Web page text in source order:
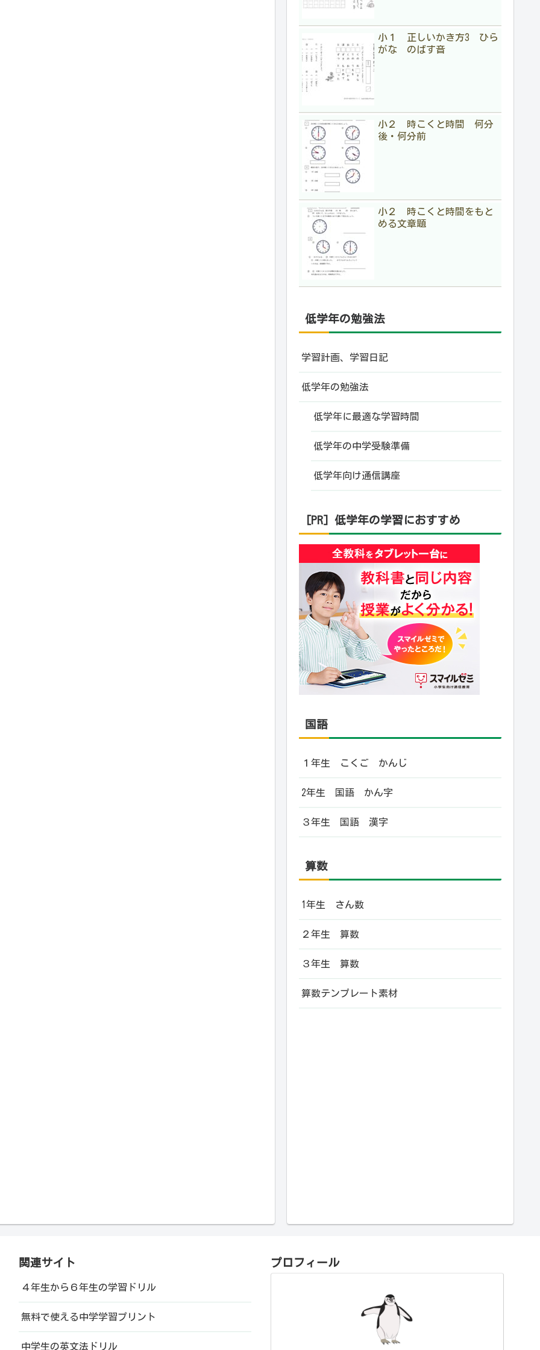
小１ 正しいかき方3 ひら
がな のばす音
小２ 時こくと時間 何分
後・何分前
小２ 時こくと時間をもと
める文章題
低学年の勉強法
学習計画、学習日記
低学年の勉強法
低学年に最適な学習時間
低学年の中学受験準備
低学年向け通信講座
[PR] 低学年の学習におすすめ
国語
１年生 こくご かんじ
2年生 国語 かん字
３年生 国語 漢字
算数
1年生 さん数
２年生 算数
３年生 算数
算数テンプレート素材
関連サイト
４年生から６年生の学習ドリル
無料で使える中学学習プリント
中学生の英文法ドリル
プロフィール